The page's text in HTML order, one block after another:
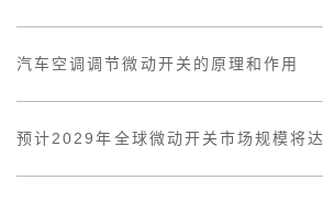
汽车空调调节微动开关的原理和作用
预计2029年全球微动开关市场规模将